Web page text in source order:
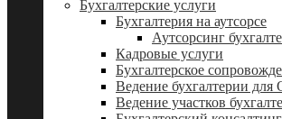
Бухгалтерские услуги
Бухгалтерия на аутсорсе
Аутсорсинг
Кадровые услуги
Бухгалтерское
Ведение бухгалтерии
Ведение участков